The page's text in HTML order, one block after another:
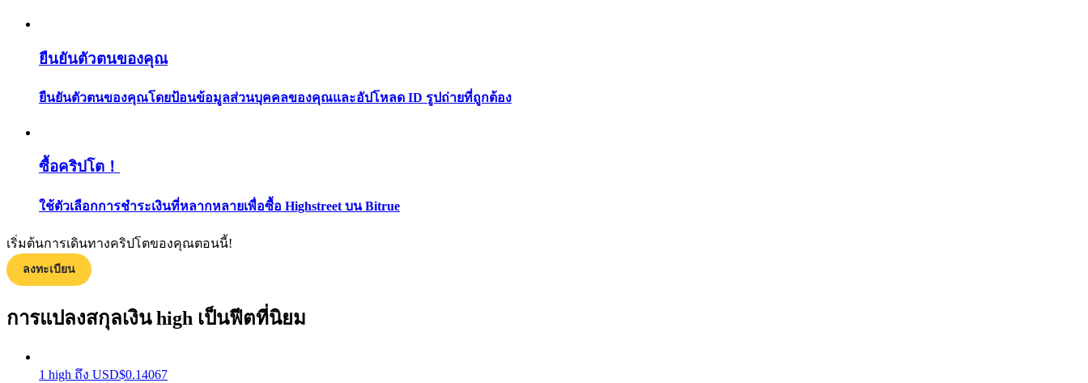
ยืนยันตัวตนของคุณ
ยืนยันตัวตนของคุณโดยป้อนข้อมูลส่วนบุคคลของคุณและอัปโหลด ID รูปถ่ายที่ถูกต้อง
ซื้อคริปโต！
ใช้ตัวเลือกการชำระเงินที่หลากหลายเพื่อซื้อ Highstreet บน Bitrue
เริ่มต้นการเดินทางคริปโตของคุณตอนนี้!
ลงทะเบียน
การแปลงสกุลเงิน high เป็นฟีตที่นิยม
1 high ถึง USD$0.14067